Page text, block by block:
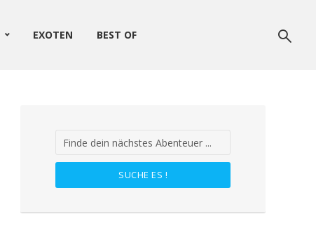
EXOTEN BEST OF
SUCHE ES !